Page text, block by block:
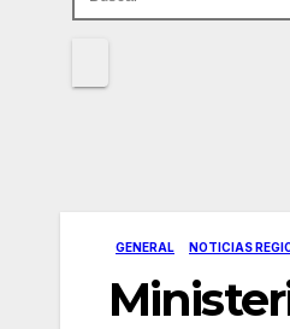
GENERAL NOTICIAS